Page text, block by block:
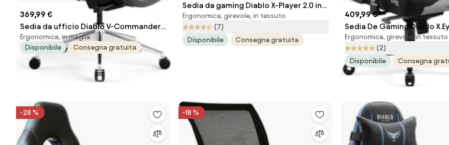
369,99 €
Sedia da ufficio Diablo V-Commander
Nero-Grigia
Ergonomica, in maglia
Disponibile
Consegna gratuita
Sedia da gaming Diablo X-Player 2.0 in
materiale Normal Size: Nero
Ergonomica, girevole, in tessuto
(7)
Disponibile
Consegna gratuita
409,99 €
Sedia De Gaming Diablo
Normal Size, Burned Black
Ergonomica, girevole, in tessuto
(2)
Disponibile
Consegna
-28 % -18 %